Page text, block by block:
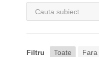
Filtru Toate